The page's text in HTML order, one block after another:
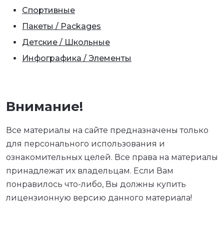
Спортивные
Пакеты / Packages
Детские / Школьные
Инфографика / Элементы
Внимание!
Все материалы на сайте предназначены только
для персонального использования и
ознакомительных целей. Все права на материалы
принадлежат их владельцам. Если Вам
понравилось что-либо, Вы должны купить
лицензионную версию данного материала!